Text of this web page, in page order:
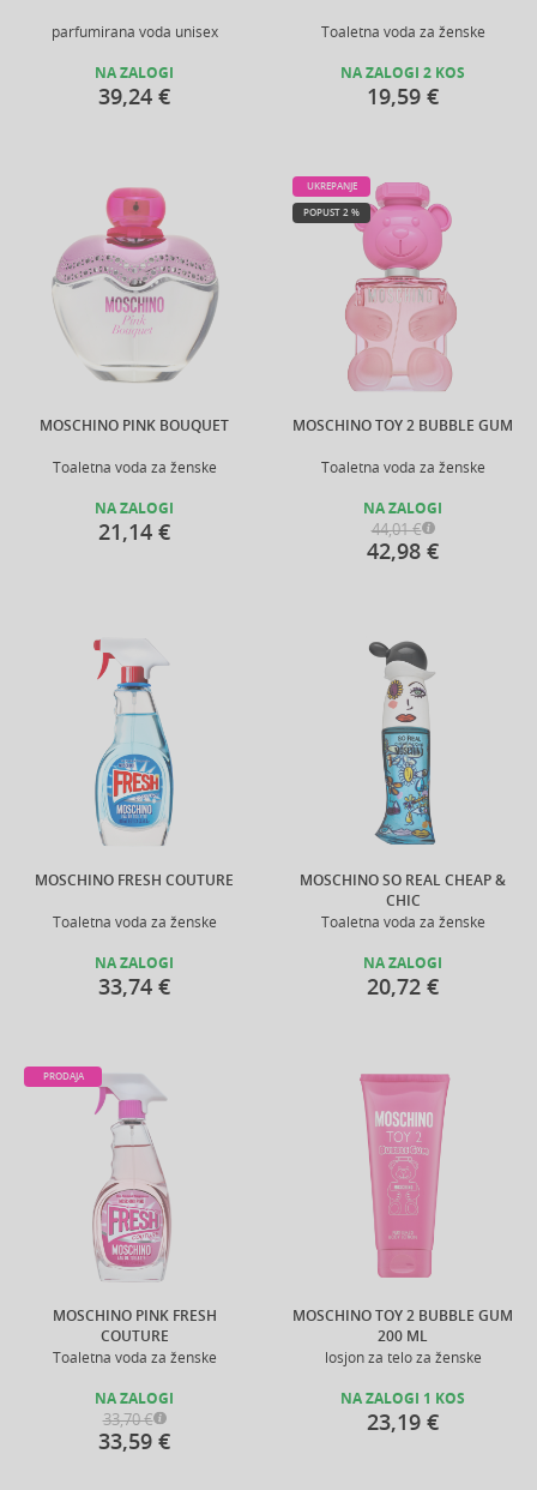
parfumirana voda unisex
NA ZALOGI
39,24 €
Toaletna voda za ženske
NA ZALOGI 2 KOS
19,59 €
MOSCHINO PINK BOUQUET
Toaletna voda za ženske
NA ZALOGI
21,14 €
MOSCHINO TOY 2 BUBBLE GUM
Toaletna voda za ženske
UKREPANJE
POPUST 2 %
NA ZALOGI
44,01 €
42,98 €
MOSCHINO FRESH COUTURE
Toaletna voda za ženske
NA ZALOGI
33,74 €
MOSCHINO SO REAL CHEAP &
CHIC
Toaletna voda za ženske
NA ZALOGI
20,72 €
MOSCHINO PINK FRESH
COUTURE
Toaletna voda za ženske
PRODAJA
NA ZALOGI
33,70 €
33,59 €
MOSCHINO TOY 2 BUBBLE GUM
200 ML
losjon za telo za ženske
NA ZALOGI 1 KOS
23,19 €